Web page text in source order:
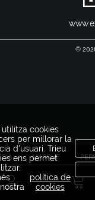
MARQUE
©
cookies
per millorar la
d'usuari. Trieu
ens permet
política de
cookies